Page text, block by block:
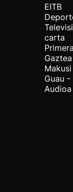
EITB
carta
Gaztea
Makusi
Guau -
Audioa